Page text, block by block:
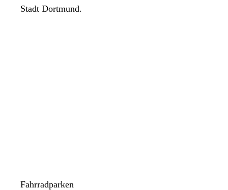
Stadt Dortmund.
Fahrradparken